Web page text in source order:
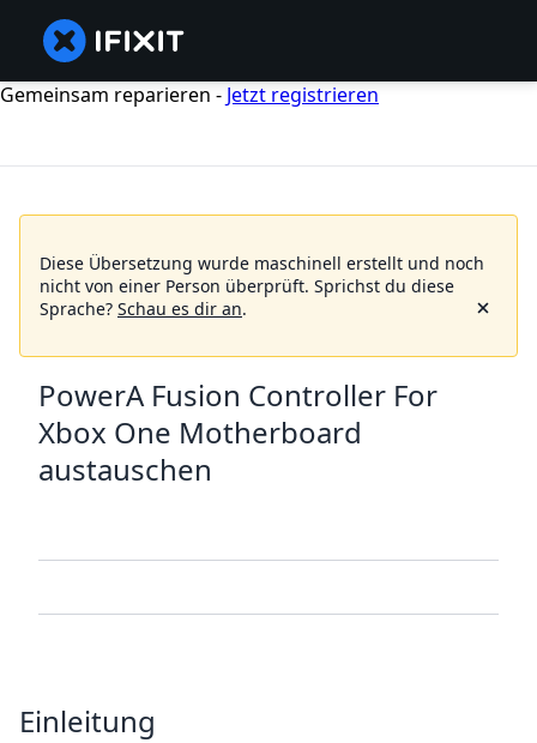
Gemeinsam reparieren - Jetzt registrieren
Diese Übersetzung wurde maschinell erstellt und noch
nicht von einer Person überprüft. Sprichst du diese
Sprache? Schau es dir an.
PowerA Fusion Controller For
Xbox One Motherboard
austauschen
Einleitung